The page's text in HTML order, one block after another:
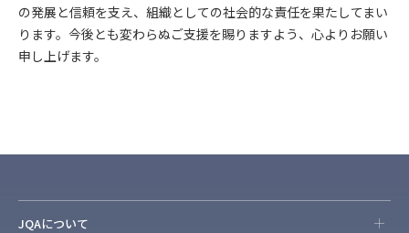
の発展と信頼を支え、組織としての社会的な責任を果たしてまい
ります。今後とも変わらぬご支援を賜りますよう、心よりお願い
申し上げます。
JQAについて